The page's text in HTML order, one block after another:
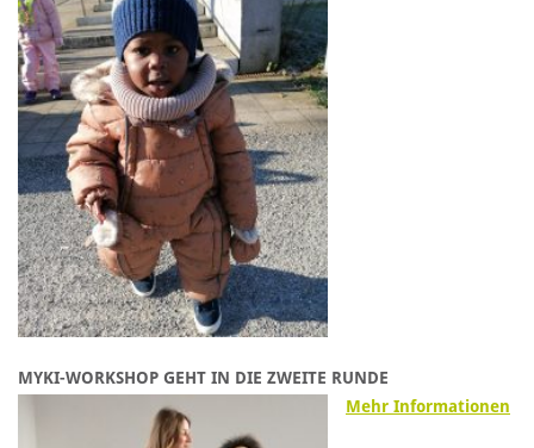
MYKI-WORKSHOP GEHT IN DIE ZWEITE RUNDE
Mehr Informationen